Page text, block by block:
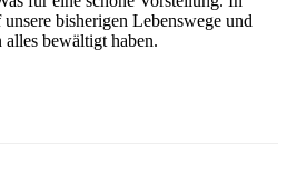
bisherigen Lebenswege und
bewältigt haben.